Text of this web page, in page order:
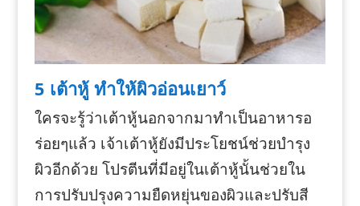
5 เต้าหู้ ทำให้ผิวอ่อนเยาว์
ใครจะรู้ว่าเต้าหู้นอกจากมาทำเป็นอาหารอ
ร่อยๆแล้ว เจ้าเต้าหู้ยังมีประโยชน์ช่วยบำรุง
ผิวอีกด้วย โปรตีนที่มีอยู่ในเต้าหู้นั้นช่วยใน
การปรับปรุงความยืดหยุ่นของผิวและปรับสี